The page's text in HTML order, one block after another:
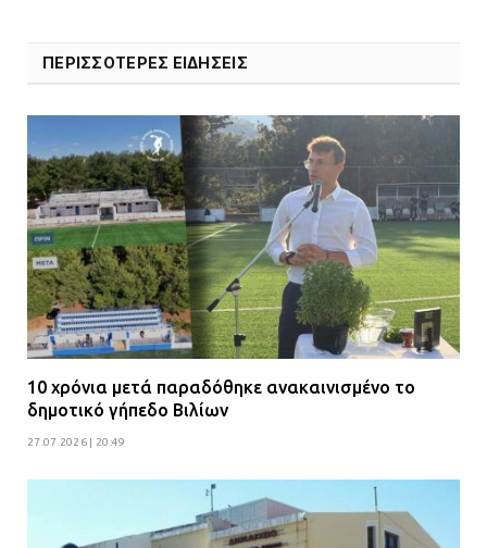
ΠΕΡΙΣΣΟΤΕΡΕΣ ΕΙΔΗΣΕΙΣ
10 χρόνια μετά παραδόθηκε ανακαινισμένο το
δημοτικό γήπεδο Βιλίων
27.07.2026 | 20:49